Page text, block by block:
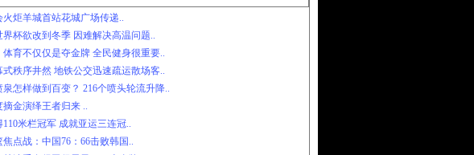
火炬羊城首站花城广场传递..
界杯欲改到冬季 因难解决高温问题..
体育不仅仅是夺金牌 全民健身很重要..
式秩序井然 地铁公交迅速疏运散场客..
泉怎样做到百变？ 216个喷头轮流升降..
摘金演绎王者归来 ..
110米栏冠军 成就亚运三连冠..
焦点战：中国76：66击败韩国..